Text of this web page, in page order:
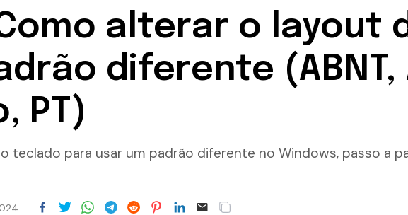
alterar o layout
diferente (ABNT,
PT)
teclado para usar um padrão diferente no Windows, passo a